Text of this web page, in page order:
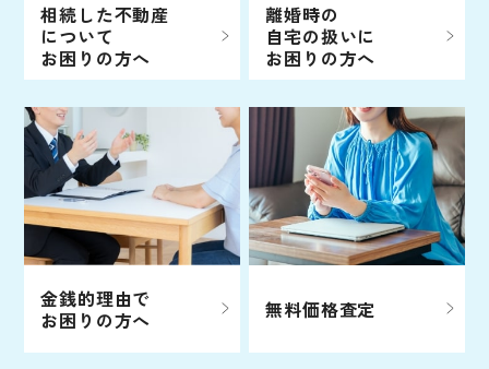
相続した不動産
について
お困りの方へ
離婚時の
自宅の扱いに
お困りの方へ
金銭的理由で
お困りの方へ
無料価格査定